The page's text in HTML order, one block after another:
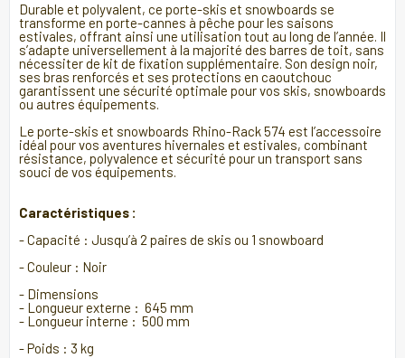
Durable et polyvalent, ce porte-skis et snowboards se
transforme en porte-cannes à pêche pour les saisons
estivales, offrant ainsi une utilisation tout au long de l’année. Il
s’adapte universellement à la majorité des barres de toit, sans
nécessiter de kit de fixation supplémentaire. Son design noir,
ses bras renforcés et ses protections en caoutchouc
garantissent une sécurité optimale pour vos skis, snowboards
ou autres équipements.
Le porte-skis et snowboards Rhino-Rack 574 est l’accessoire
idéal pour vos aventures hivernales et estivales, combinant
résistance, polyvalence et sécurité pour un transport sans
souci de vos équipements.
Caractéristiques :
- Capacité : Jusqu’à 2 paires de skis ou 1 snowboard
- Couleur : Noir
- Dimensions
- Longueur externe : 645 mm
- Longueur interne : 500 mm
- Poids : 3 kg